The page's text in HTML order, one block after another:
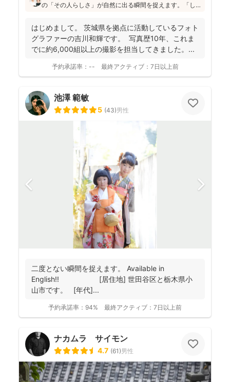
の「その人らしさ」が自然に出る瞬間を捉えます。「し
ても「楽しかった！」と気持ちがよみがえる写真を残す
ことを、心がけて活動されていらっしゃいます！
はじめまして。 茨城県を拠点に活動しているフォト
グラファーの吉川和輝です。 写真歴10年、これま
でに約6,000組以上の撮影を担当してきました。 ...
予約承諾率： -- 最終アクティブ： 7日以上前
池澤 範敏
5 (43)男性
二度とない瞬間を捉えます。 Available in
English!! [居住地] 世田谷区と栃木県小
山市です。 [年代]...
予約承諾率： 94% 最終アクティブ： 7日以上前
ナカムラ サイモン
4.7 (61)男性